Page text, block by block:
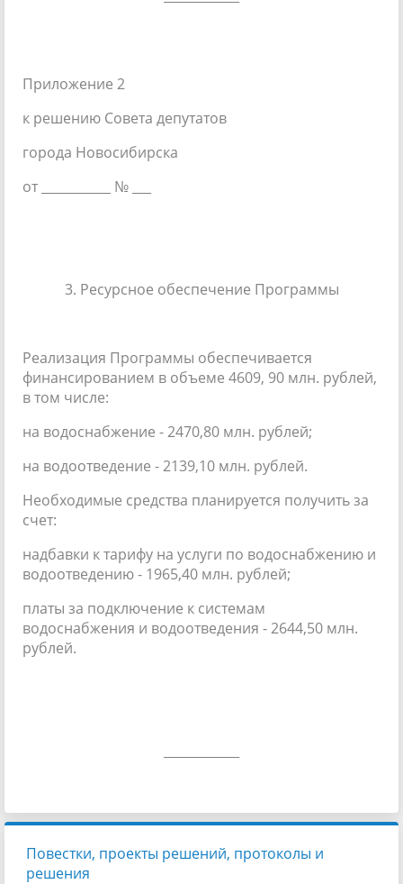
Приложение 2
к решению Совета депутатов
города Новосибирска
от ___________ № ___
3. Ресурсное обеспечение Программы
Реализация Программы обеспечивается
финансированием в объеме 4609, 90 млн. рублей,
в том числе:
на водоснабжение - 2470,80 млн. рублей;
на водоотведение - 2139,10 млн. рублей.
Необходимые средства планируется получить за
счет:
надбавки к тарифу на услуги по водоснабжению и
водоотведению - 1965,40 млн. рублей;
платы за подключение к системам
водоснабжения и водоотведения - 2644,50 млн.
рублей.
Повестки, проекты решений, протоколы и
решения